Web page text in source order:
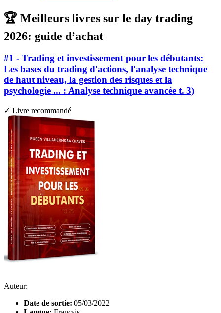
🏆 Meilleurs livres sur le day trading
2026: guide d’achat
#1 - Trading et investissement pour les débutants:
Les bases du trading d'actions, l'analyse technique
de haut niveau, la gestion des risques et la
psychologie ... : Analyse technique avancée t. 3)
✓ Livre recommandé
Auteur:
Date de sortie: 05/03/2022